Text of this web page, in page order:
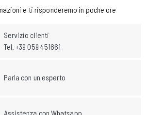
e ti risponderemo in poche ore
Servizio clienti
Tel. +39 059 451661
Parla con un esperto
Assistenza con Whatsapp